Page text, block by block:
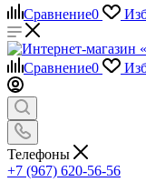
Сравнение0
Сравнение0
Телефоны
+7 (967) 620-56-56